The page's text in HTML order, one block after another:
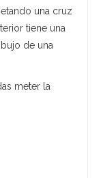
una cruz
tiene una
de una
meter la